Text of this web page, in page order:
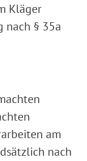
Kläger
nach § 35a
am
nach